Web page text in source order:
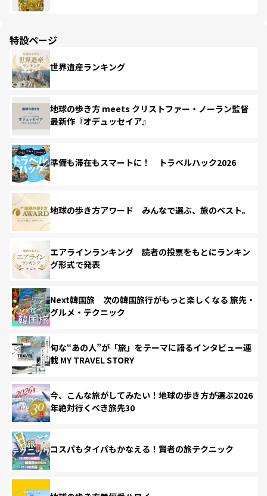
特設ページ
世界遺産ランキング
地球の歩き方 meets クリストファー・ノーラン監督
最新作『オデュッセイア』
準備も滞在もスマートに！ トラベルハック2026
地球の歩き方アワード みんなで選ぶ、旅のベスト。
エアラインランキング 読者の投票をもとにランキン
グ形式で発表
Next韓国旅 次の韓国旅行がもっと楽しくなる 旅先・
グルメ・テクニック
旬な“あの人”が「旅」をテーマに語るインタビュー連
載 MY TRAVEL STORY
今、こんな旅がしてみたい！地球の歩き方が選ぶ2026
年絶対行くべき旅先30
コスパもタイパもかなえる！賢者の旅テクニック